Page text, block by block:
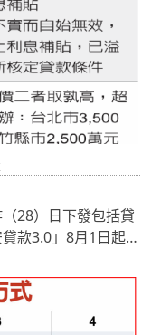
28）日下發包括貸
款3.0」8月1日起受
僅規範婚姻關係消滅
針對育有未成年子
考量監護權涉及問